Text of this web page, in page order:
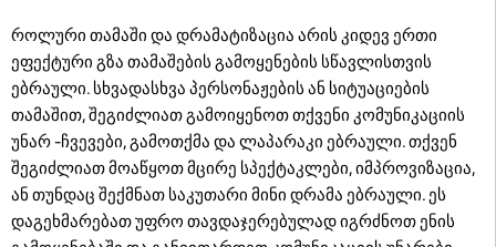
როლური თამაში და დრამატიზაცია არის კიდევ ერთი
ეფექტური გზა თამაშების გამოყენების სწავლისთვის
ებრაული. სხვადასხვა პერსონაჟების ან სიტუაციების
თამაშით, შეგიძლიათ გამოიყენოთ თქვენი კომუნიკაციის
უნარ -ჩვევები, გამოთქმა და ლაპარაკი ებრაული. თქვენ
შეგიძლიათ მოაწყოთ მცირე სპექტაკლები, იმპროვიზაცია,
ან თუნდაც შექმნათ საკუთარი მინი დრამა ებრაული. ეს
დაგეხმარებათ უფრო თავდაჯერებულად იგრძნოთ ენის